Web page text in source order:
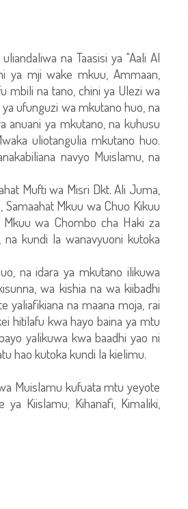
na Taasisi ya "Aali Al
ya mji wake mkuu, Ammaan,
mbili na tano, chini ya Ulezi wa
ufunguzi wa mkutano huo, na
anuani ya mkutano, na kuhusu
uliotangulia mkutano huo.
navyo Muislamu, na
Mufti wa Misri Dkt. Ali Juma,
Mkuu wa Chuo Kikuu
wa Chombo cha Haki za
kundi la wanavyuoni kutoka
na idara ya mkutano ilikuwa
wa kishia na wa kiibadhi
yaliafikiana na maana moja, rai
hitilafu kwa hayo baina ya mtu
yalikuwa kwa baadhi yao ni
hao kutoka kundi la kielimu.
Muislamu kufuata mtu yeyote
Kiislamu; Kihanafi, Kimaliki,